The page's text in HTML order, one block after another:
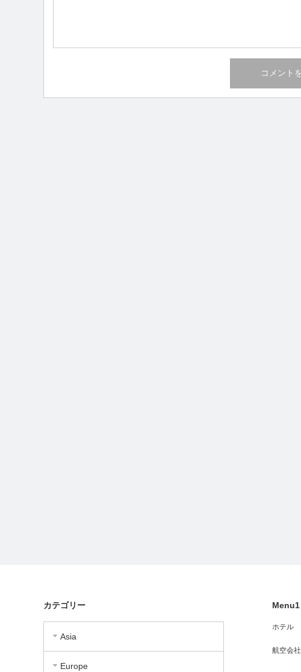
カテゴリー
Asia
Europe
Menu1
ホテル
航空会社